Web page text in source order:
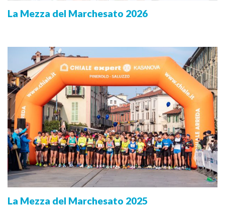
La Mezza del Marchesato 2026
La Mezza del Marchesato 2025